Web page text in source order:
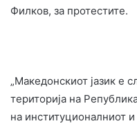
Филков, за протестите.
„Македонскиот јазик е
територија на
на институционалниот